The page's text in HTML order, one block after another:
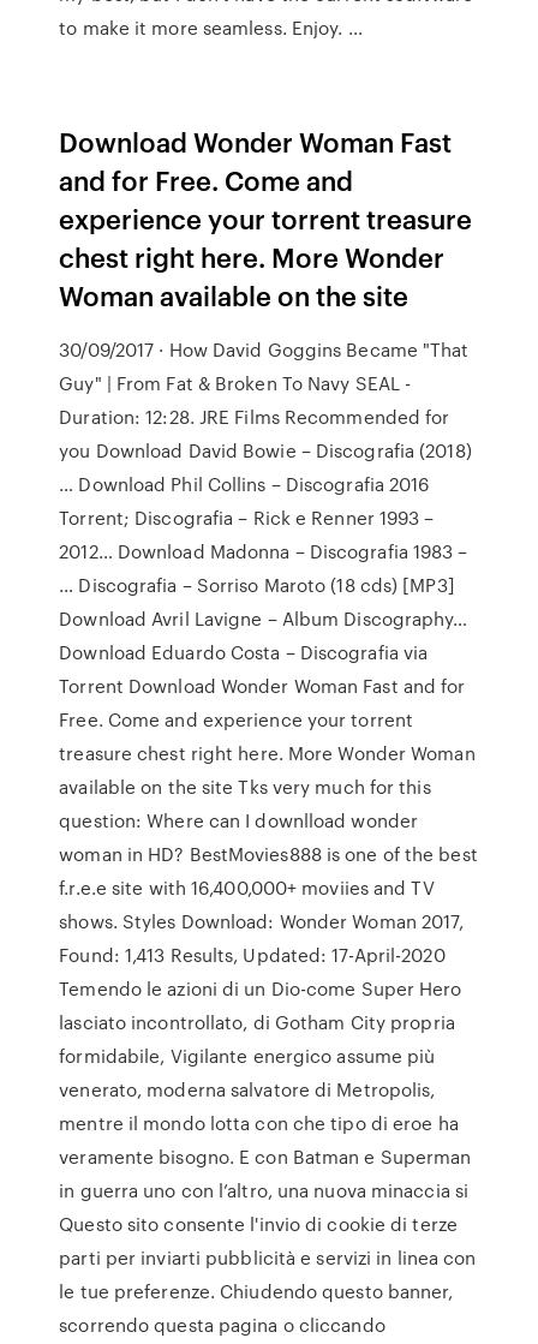
to make it more seamless. Enjoy. …
Download Wonder Woman Fast
and for Free. Come and
experience your torrent treasure
chest right here. More Wonder
Woman available on the site
30/09/2017 · How David Goggins Became "That
Guy" | From Fat & Broken To Navy SEAL -
Duration: 12:28. JRE Films Recommended for
you Download David Bowie – Discografia (2018)
… Download Phil Collins – Discografia 2016
Torrent; Discografia – Rick e Renner 1993 –
2012… Download Madonna – Discografia 1983 –
… Discografia – Sorriso Maroto (18 cds) [MP3]
Download Avril Lavigne – Album Discography…
Download Eduardo Costa – Discografia via
Torrent Download Wonder Woman Fast and for
Free. Come and experience your torrent
treasure chest right here. More Wonder Woman
available on the site Tks very much for this
question: Where can I downlload wonder
woman in HD? BestMovies888 is one of the best
f.r.e.e site with 16,400,000+ moviies and TV
shows. Styles Download: Wonder Woman 2017,
Found: 1,413 Results, Updated: 17-April-2020
Temendo le azioni di un Dio-come Super Hero
lasciato incontrollato, di Gotham City propria
formidabile, Vigilante energico assume più
venerato, moderna salvatore di Metropolis,
mentre il mondo lotta con che tipo di eroe ha
veramente bisogno. E con Batman e Superman
in guerra uno con l’altro, una nuova minaccia si
Questo sito consente l'invio di cookie di terze
parti per inviarti pubblicità e servizi in linea con
le tue preferenze. Chiudendo questo banner,
scorrendo questa pagina o cliccando